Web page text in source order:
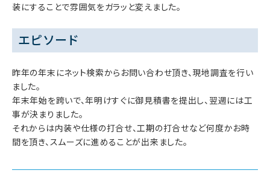
装にすることで雰囲気をガラッと変えました。
エピソード
昨年の年末にネット検索からお問い合わせ頂き、現地調査を行い
ました。
年末年始を跨いで、年明けすぐに御見積書を提出し、翌週には工
事が決まりました。
それからは内装や仕様の打合せ、工期の打合せなど何度かお時
間を頂き、スムーズに進めることが出来ました。